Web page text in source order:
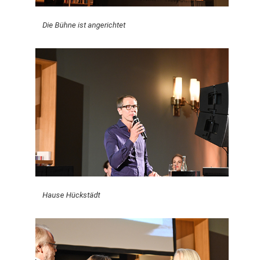
Die Bühne ist angerichtet
Hause Hückstädt